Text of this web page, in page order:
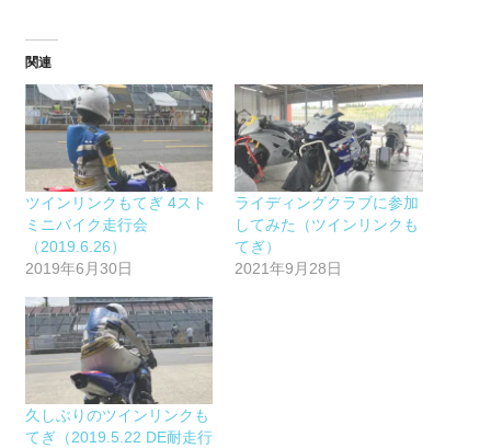
関連
ツインリンクもてぎ 4スト
ミニバイク走行会
（2019.6.26）
2019年6月30日
ライディングクラブに参加
してみた（ツインリンクも
てぎ）
2021年9月28日
久しぶりのツインリンクも
てぎ（2019.5.22 DE耐走行